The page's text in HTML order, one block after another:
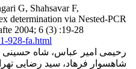
G, Shahsavar F,
determination via Nested-PCR
2004; 6 (3) :19-28
1-928-fa.html
رحیمی امیر عباس، شاه حسینی
شاهسوار فرهاد، سید رضایی